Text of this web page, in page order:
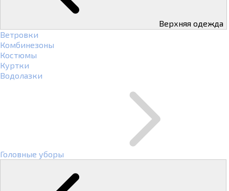
Верхняя одежда
Ветровки
Комбинезоны
Костюмы
Куртки
Водолазки
Головные уборы